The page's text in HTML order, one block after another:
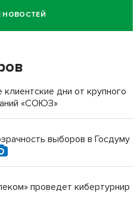
за смерть
НОВОСТЕЙ
дни от крупного
«СОЮЗ»
выборов в Госдуму
проведет кибертурнир